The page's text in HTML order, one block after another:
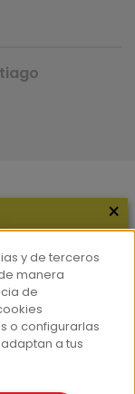
×
y de terceros
manera
de
o configurarlas
a tus